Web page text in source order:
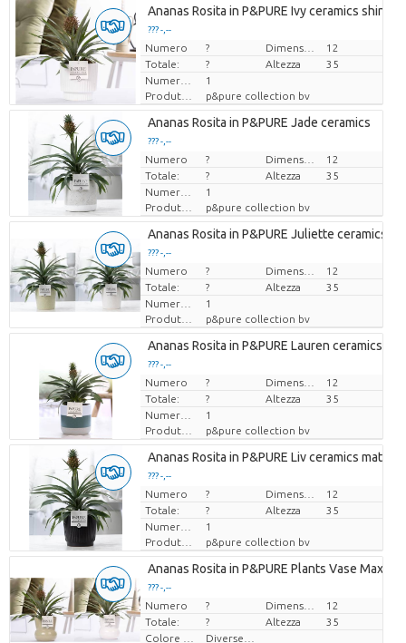
Ananas Rosita in P&PURE Ivy ceramics shiny
??? -,--
Prezzo x uno
Numero ?
12
Totale:
? Altezza
35
Numero di piante/vaso
1
Produttore
p&pure collection bv
Ananas Rosita in P&PURE Jade ceramics
??? -,--
Prezzo x uno
Numero ?
12
Totale:
? Altezza
35
Numero di piante/vaso
1
Produttore
p&pure collection bv
Ananas Rosita in P&PURE Juliette ceramics
??? -,--
Prezzo x uno
Numero ?
12
Totale:
? Altezza
35
Numero di piante/vaso
1
Produttore
p&pure collection bv
Ananas Rosita in P&PURE Lauren ceramics
??? -,--
Prezzo x uno
Numero ?
12
Totale:
? Altezza
35
Numero di piante/vaso
1
Produttore
p&pure collection bv
Ananas Rosita in P&PURE Liv ceramics matt
??? -,--
Prezzo x uno
Numero ?
12
Totale:
? Altezza
35
Numero di piante/vaso
1
Produttore
p&pure collection bv
Ananas Rosita in P&PURE Plants Vase Maxima
??? -,--
Prezzo x uno
Numero ?
12
Totale:
? Altezza
35